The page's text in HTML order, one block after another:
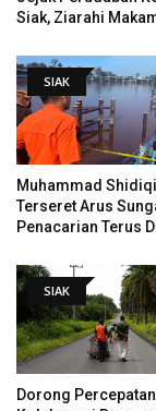
Siak, Ziarahi
SIAK
Muhammad
Terseret Arus
Penacarian Terus
SIAK
Dorong Percepatan